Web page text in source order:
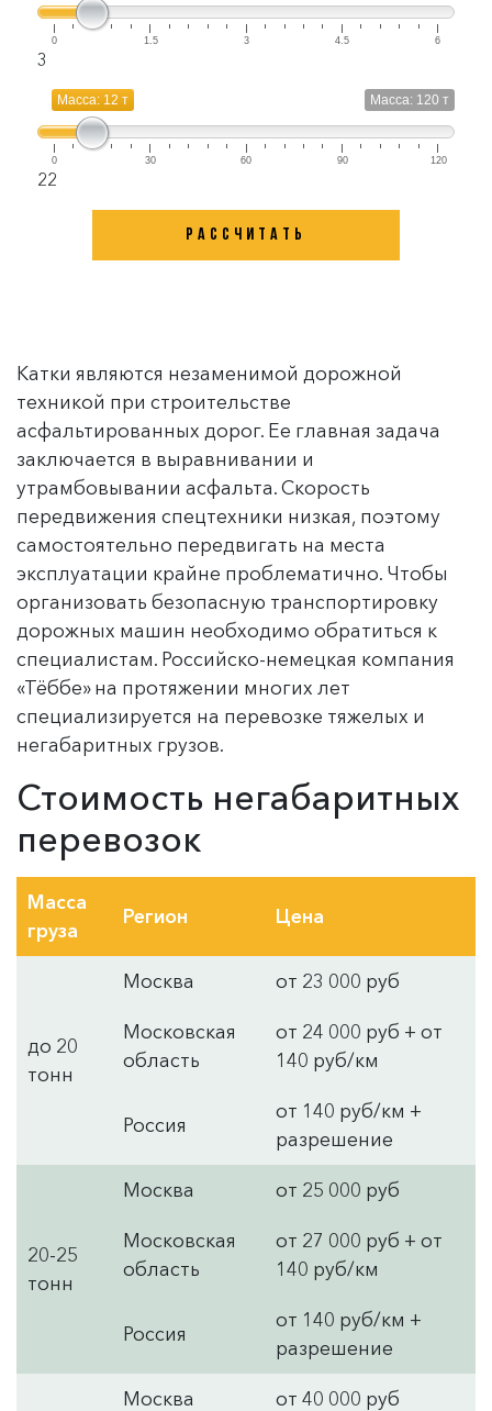
0 1.5 3 4.5 6
3
Масса: 120 т
Масса: 12 т
0 30 60 90 120
22
Катки являются незаменимой дорожной
техникой при строительстве
асфальтированных дорог. Ее главная задача
заключается в выравнивании и
утрамбовывании асфальта. Скорость
передвижения спецтехники низкая, поэтому
самостоятельно передвигать на места
эксплуатации крайне проблематично. Чтобы
организовать безопасную транспортировку
дорожных машин необходимо обратиться к
специалистам. Российско-немецкая компания
«Тёббе» на протяжении многих лет
специализируется на перевозке тяжелых и
негабаритных грузов.
Стоимость негабаритных
перевозок
Масса
груза
Регион Цена
до 20
тонн
Москва от 23 000 руб
Московская
область
от 24 000 руб + от
140 руб/км
Россия
от 140 руб/км +
разрешение
20-25
тонн
Москва от 25 000 руб
Московская
область
от 27 000 руб + от
140 руб/км
Россия
от 140 руб/км +
разрешение
Москва от 40 000 руб